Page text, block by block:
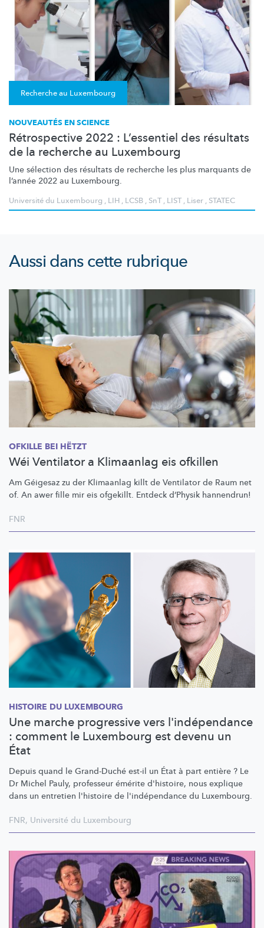
Recherche au Luxembourg
NOUVEAUTÉS EN SCIENCE
Rétrospective 2022 : L’essentiel des résultats
de la recherche au Luxembourg
Une sélection des résultats de recherche les plus marquants de
l’année 2022 au Luxembourg.
Université du Luxembourg , LIH , LCSB , SnT, LIST, Liser , STATEC
Aussi dans cette rubrique
OFKILLE BEI HËTZT
Wéi Ventilator a Klimaanlag eis ofkillen
Am Géigesaz zu der Klimaanlag killt de Ventilator de Raum net
of. An awer fille mir eis ofgekillt. Entdeck d’Physik hannendrun!
FNR
HISTOIRE DU LUXEMBOURG
Une marche progressive vers l'indépendance
: comment le Luxembourg est devenu un
État
Depuis quand le Grand-Duché est-il un État à part entière ? Le
Dr Michel Pauly, professeur émérite d'histoire, nous explique
dans un entretien l'histoire de l'indépendance du Luxembourg.
FNR, Université du Luxembourg